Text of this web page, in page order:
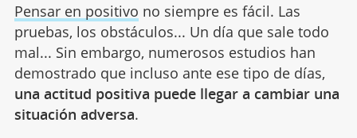
Pensar en positivo no siempre es fácil. Las
pruebas, los obstáculos... Un día que sale todo
mal... Sin embargo, numerosos estudios han
demostrado que incluso ante ese tipo de días,
una actitud positiva puede llegar a cambiar una
situación adversa.